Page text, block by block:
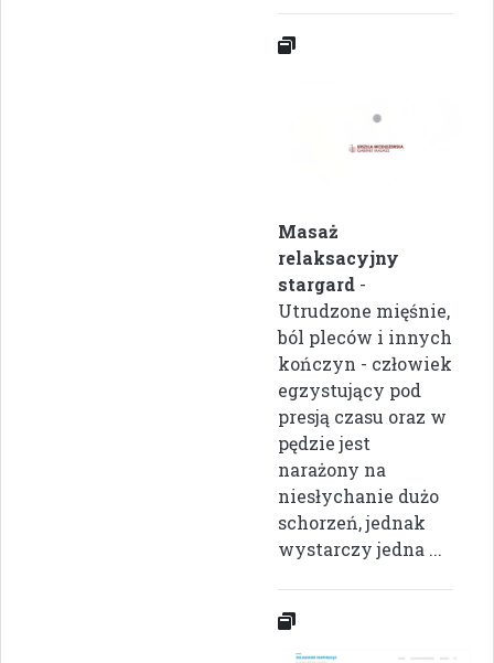
Masaż
relaksacyjny
stargard -
Utrudzone mięśnie,
ból pleców i innych
kończyn - człowiek
egzystujący pod
presją czasu oraz w
pędzie jest
narażony na
niesłychanie dużo
schorzeń, jednak
wystarczy jedna ...